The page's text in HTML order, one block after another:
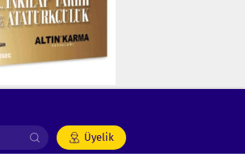
Üyelik